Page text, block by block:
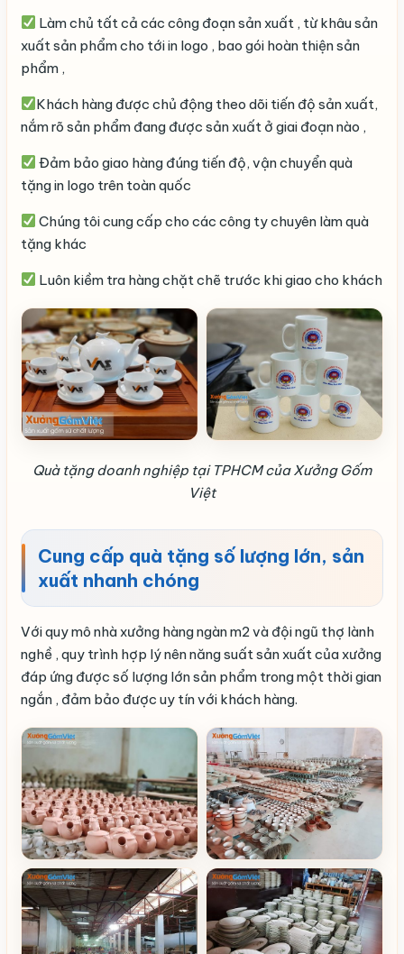
Làm chủ tất cả các công đoạn sản xuất , từ khâu sản
xuất sản phẩm cho tới in logo , bao gói hoàn thiện sản
phẩm ,
Khách hàng được chủ động theo dõi tiến độ sản xuất,
nắm rõ sản phẩm đang được sản xuất ở giai đoạn nào ,
Đảm bảo giao hàng đúng tiến độ, vận chuyển quà
tặng in logo trên toàn quốc
Chúng tôi cung cấp cho các công ty chuyên làm quà
tặng khác
Luôn kiềm tra hàng chặt chẽ trước khi giao cho khách
Quà tặng doanh nghiệp tại TPHCM của Xưởng Gốm
Việt
Cung cấp quà tặng số lượng lớn, sản
xuất nhanh chóng
Với quy mô nhà xưởng hàng ngàn m2 và đội ngũ thợ lành
nghề , quy trình hợp lý nên năng suất sản xuất của xưởng
đáp ứng được số lượng lớn sản phẩm trong một thời gian
ngắn , đảm bảo được uy tín với khách hàng.